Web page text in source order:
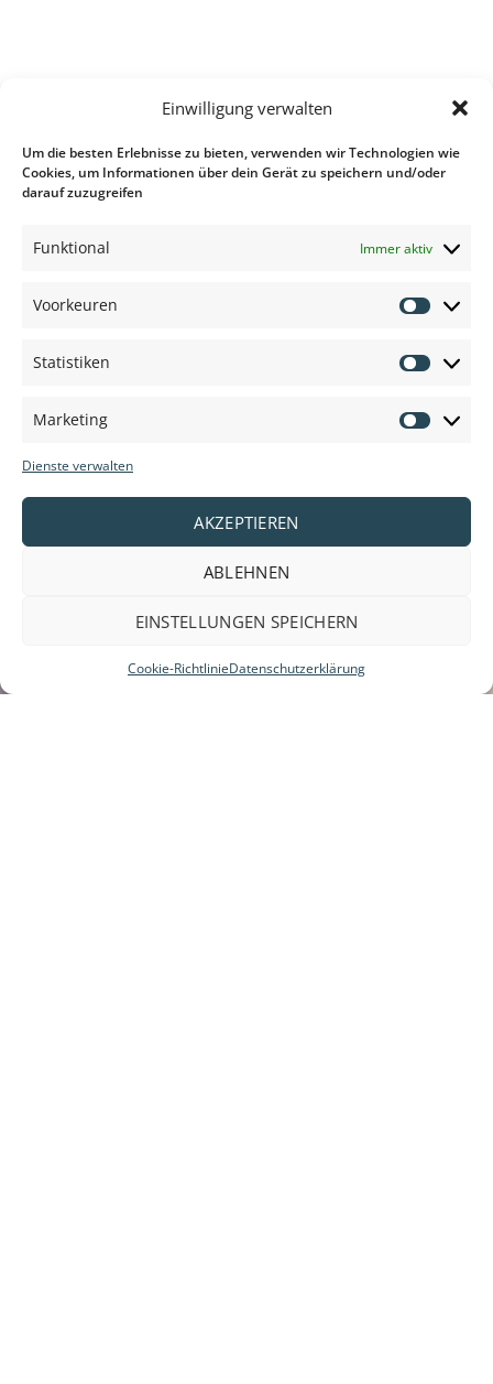
Einwilligung verwalten
Um die besten Erlebnisse zu bieten, verwenden wir Technologien wie
Cookies, um Informationen über dein Gerät zu speichern und/oder
darauf zuzugreifen
Funktional Immer aktiv
Voorkeuren
Statistiken
Marketing
Dienste verwalten
AKZEPTIEREN
ABLEHNEN
EINSTELLUNGEN SPEICHERN
Cookie-RichtlinieDatenschutzerklärung